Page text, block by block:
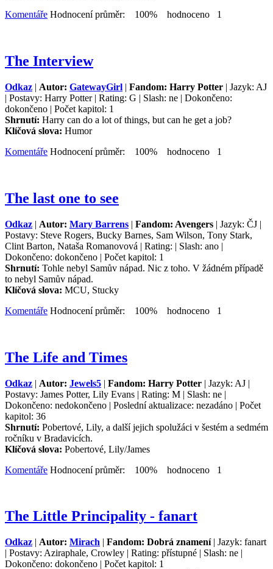
Komentáře Hodnocení průměr: 100% hodnoceno 1
The Interview
Odkaz | Autor: GatewayGirl | Fandom: Harry Potter | Jazyk: AJ
| Postavy: Harry Potter | Rating: G | Slash: ne | Dokončeno:
dokončeno | Počet kapitol: 1
Shrnutí: Harry can do a lot of things, but can he get a job?
Klíčová slova: Humor
Komentáře Hodnocení průměr: 100% hodnoceno 1
The last one to see
Odkaz | Autor: Mary Barrens | Fandom: Avengers | Jazyk: ČJ |
Postavy: Steve Rogers, Bucky Barnes, Sam Wilson, Tony Stark,
Clint Barton, Nataša Romanovová | Rating: | Slash: ano |
Dokončeno: dokončeno | Počet kapitol: 1
Shrnutí: Tohle nebyl Samův nápad. Nic z toho. V žádném případě
to nebyl Samův nápad.
Klíčová slova: MCU, Stucky
Komentáře Hodnocení průměr: 100% hodnoceno 1
The Life and Times
Odkaz | Autor: Jewels5 | Fandom: Harry Potter | Jazyk: AJ |
Postavy: James Potter, Lily Evans | Rating: M | Slash: ne |
Dokončeno: nedokončeno | Poslední aktualizace: nezadáno | Počet
kapitol: 36
Shrnutí: Pobertové, Lily, a další jejich spolužáci v šestém a sedmém
ročníku v Bradavicích.
Klíčová slova: Pobertové, Lily/James
Komentáře Hodnocení průměr: 100% hodnoceno 1
The Little Principality - fanart
Odkaz | Autor: Mirach | Fandom: Dobrá znamení| Jazyk: fanart
| Postavy: Aziraphale, Crowley | Rating: přístupné | Slash: ne |
Dokončeno: dokončeno | Počet kapitol: 1